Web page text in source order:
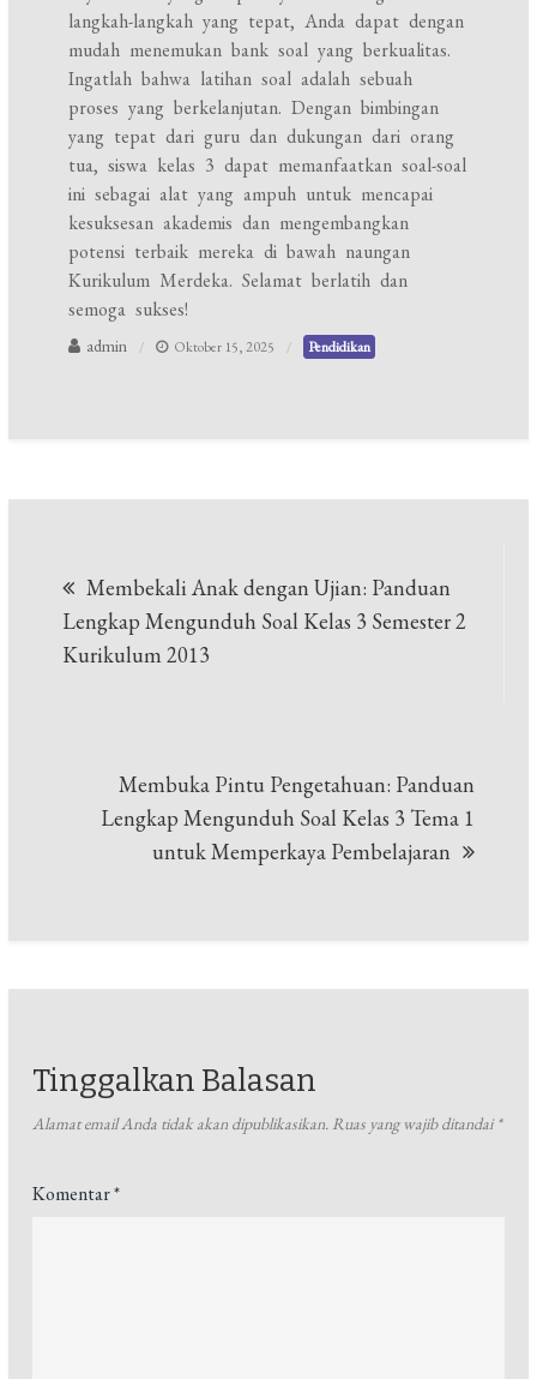
langkah-langkah yang tepat, Anda dapat dengan
mudah menemukan bank soal yang berkualitas.
Ingatlah bahwa latihan soal adalah sebuah
proses yang berkelanjutan. Dengan bimbingan
yang tepat dari guru dan dukungan dari orang
tua, siswa kelas 3 dapat memanfaatkan soal-soal
ini sebagai alat yang ampuh untuk mencapai
kesuksesan akademis dan mengembangkan
potensi terbaik mereka di bawah naungan
Kurikulum Merdeka. Selamat berlatih dan
semoga sukses!
admin Oktober 15, 2025 Pendidikan
pos
Membekali Anak dengan Ujian: Panduan
Lengkap Mengunduh Soal Kelas 3 Semester 2
Kurikulum 2013
Membuka Pintu Pengetahuan: Panduan
Lengkap Mengunduh Soal Kelas 3 Tema 1
untuk Memperkaya Pembelajaran
Tinggalkan Balasan
Alamat email Anda tidak akan dipublikasikan. Ruas yang wajib ditandai *
Komentar*